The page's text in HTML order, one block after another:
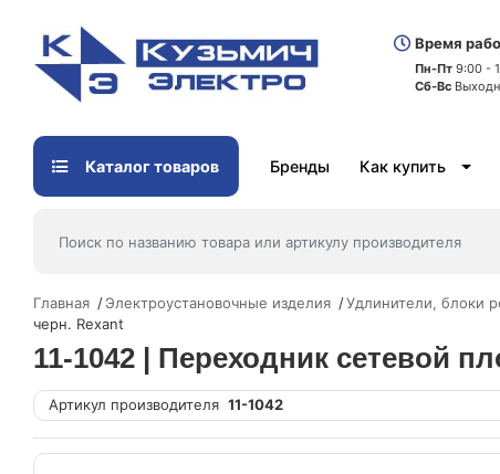
Время
Пн-Пт 9:00 -
Сб-Вс
Каталог товаров Бренды Как купить
Главная Электроустановочные изделия Удлинители, блоки
черн. Rexant
11-1042 | Переходник сетевой
Артикул производителя 11-1042